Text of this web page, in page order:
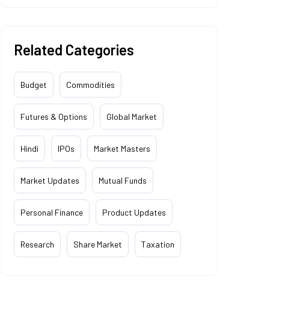
Related Categories
Budget Commodities
Futures & Options Global Market
Hindi IPOs Market Masters
Market Updates Mutual Funds
Personal Finance Product Updates
Research Share Market Taxation